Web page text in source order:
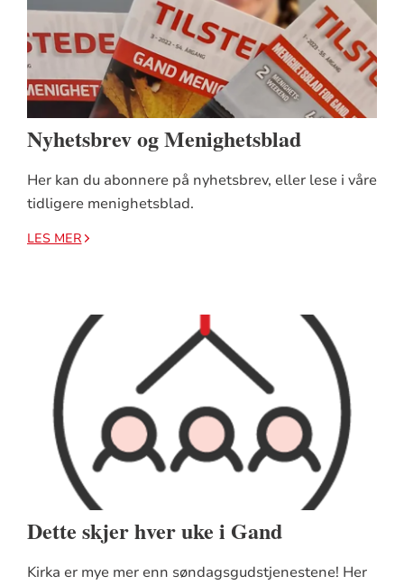
Nyhetsbrev og Menighetsblad
Her kan du abonnere på nyhetsbrev, eller lese i våre
tidligere menighetsblad.
LES MER
Dette skjer hver uke i Gand
Kirka er mye mer enn søndagsgudstjenestene! Her